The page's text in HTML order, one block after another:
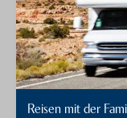
Reisen mit der